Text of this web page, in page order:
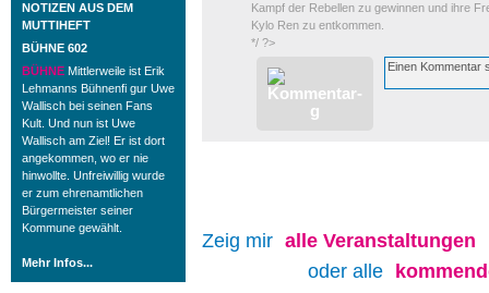
NOTIZEN AUS DEM
MUTTIHEFT
BÜHNE 602
BÜHNE Mittlerweile ist Erik
Lehmanns Bühnenfi gur Uwe
Wallisch bei seinen Fans
Kult. Und nun ist Uwe
Wallisch am Ziel! Er ist dort
angekommen, wo er nie
hinwollte. Unfreiwillig wurde
er zum ehrenamtlichen
Bürgermeister seiner
Kommune gewählt.
Mehr Infos...
Kampf der Rebellen zu gewinnen und ihre
Kylo Ren zu entkommen.
*/ ?>
Zeig mir alle Veranstaltungen
oder alle